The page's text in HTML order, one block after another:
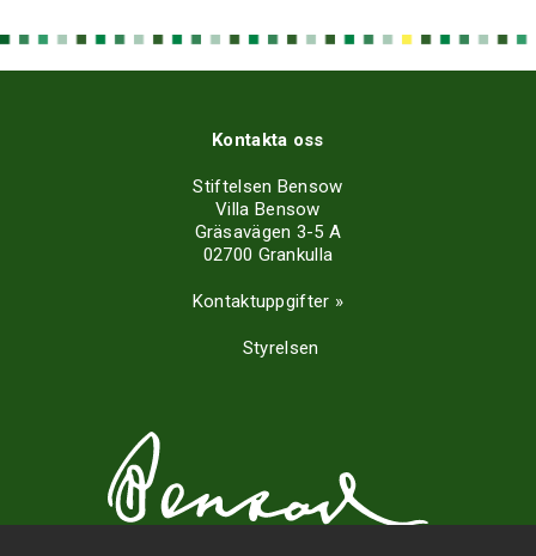
Kontakta oss
Stiftelsen Bensow
Villa Bensow
Gräsavägen 3-5 A
02700 Grankulla
Kontaktuppgifter »
Styrelsen